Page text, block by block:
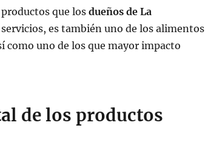
que losdueños de La
es también uno de los alimentos
como uno de los que mayor impacto
de los productos